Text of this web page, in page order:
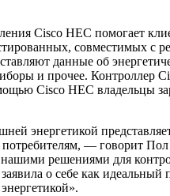
Cisco HEC помогает
совместимых с
данные об
и прочее. Контроллер
Cisco HEC владельцы
энергетикой
— говорит
решениями для
о себе как